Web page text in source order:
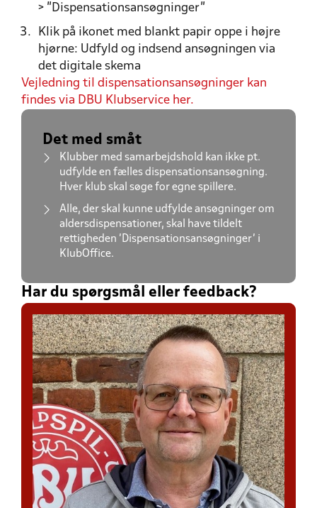
> ”Dispensationsansøgninger"
Klik på ikonet med blankt papir oppe i højre
hjørne: Udfyld og indsend ansøgningen via
det digitale skema
Vejledning til dispensationsansøgninger kan
findes via DBU Klubservice her.
Det med småt
Klubber med samarbejdshold kan ikke pt.
udfylde en fælles dispensationsansøgning.
Hver klub skal søge for egne spillere.
Alle, der skal kunne udfylde ansøgninger om
aldersdispensationer, skal have tildelt
rettigheden 'Dispensationsansøgninger' i
KlubOffice.
Har du spørgsmål eller feedback?